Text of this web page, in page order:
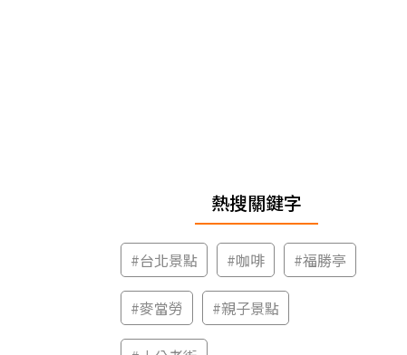
熱搜關鍵字
#台北景點 #咖啡 #福勝亭
#麥當勞 #親子景點